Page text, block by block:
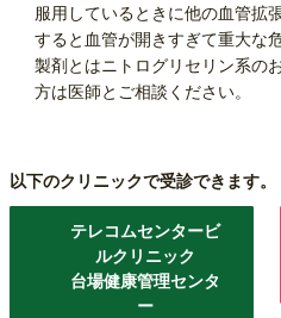
服用しているときに他の血管拡
すると血管が開きすぎて重大な
製剤とはニトログリセリン系の
方は医師とご相談ください。
以下のクリニックで受診できます。
テレコムセンタービ
ルクリニック
台場健康管理センタ
ー